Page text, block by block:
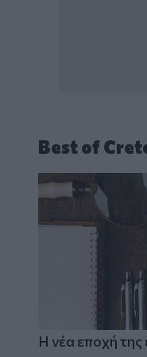
Best of
Η νέα εποχή της